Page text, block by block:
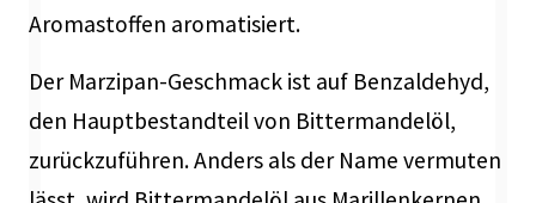
Aromastoffen aromatisiert.
Der Marzipan-Geschmack ist auf Benzaldehyd,
den Hauptbestandteil von Bittermandelöl,
zurückzuführen. Anders als der Name vermuten